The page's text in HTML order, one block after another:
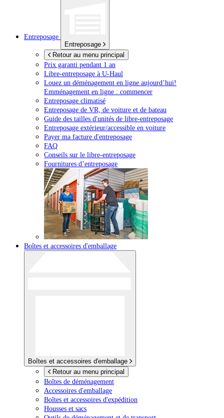
Entreposage
Entreposage
Retour au menu principal
Prix garanti pendant 1 an
Libre-entreposage à U-Haul
Louez un déménagement en ligne aujourd’hui!
Emménagement en ligne : commencer
Entreposage climatisé
Entreposage de VR, de voiture et de bateau
Guide des tailles d'unités de libre-entreposage
Entreposage extérieur/accessible en voiture
Payer ma facture d'entreposage
FAQ
Conseils sur le libre-entreposage
Fournitures d’entreposage
Boîtes et accessoires d'emballage
Boîtes et accessoires d'emballage
Retour au menu principal
Boîtes de déménagement
Accessoires d'emballage
Boîtes et accessoires d'expédition
Housses et sacs